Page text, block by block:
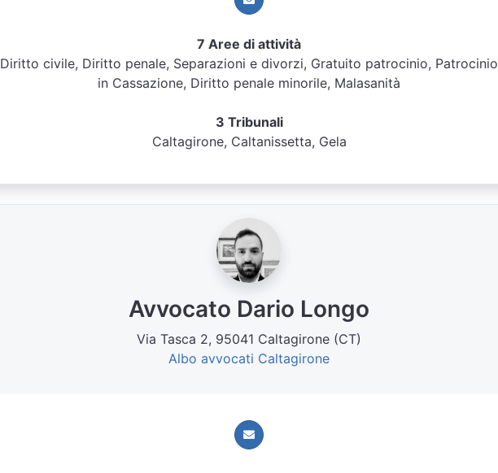
7 Aree di attività
Diritto civile, Diritto penale, Separazioni e divorzi, Gratuito patrocinio, Patrocinio
in Cassazione, Diritto penale minorile, Malasanità
3 Tribunali
Caltagirone, Caltanissetta, Gela
Avvocato Dario Longo
Via Tasca 2, 95041 Caltagirone (CT)
Albo avvocati Caltagirone